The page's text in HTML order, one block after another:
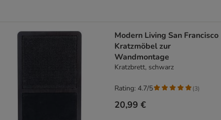
Modern Living San Francisco
Kratzmöbel zur
Wandmontage
Kratzbrett, schwarz
20,99 €
Rating: 4.7/5 (3)